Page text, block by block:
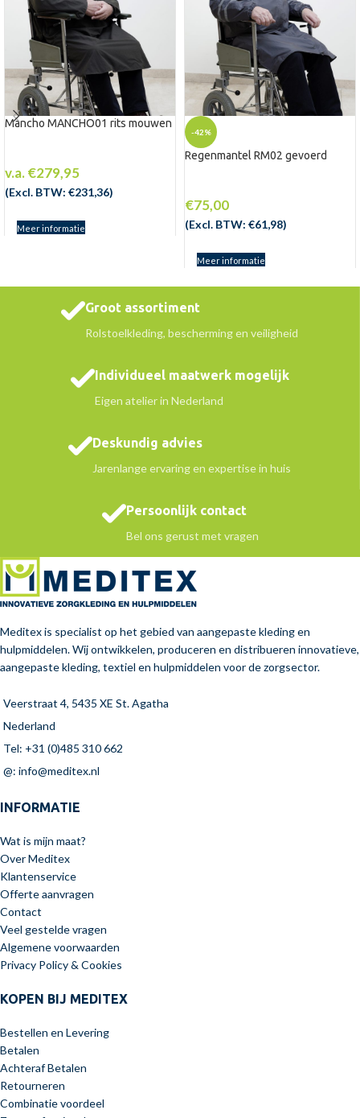
Mancho MANCHO01 rits mouwen
v.a.€279,95
(Excl. BTW: €231,36)
Meer informatie
-42%
Regenmantel RM02 gevoerd
€75,00
(Excl. BTW: €61,98)
Meer informatie
Groot assortiment
Rolstoelkleding, bescherming en veiligheid
Individueel maatwerk mogelijk
Eigen atelier in Nederland
Deskundig advies
Jarenlange ervaring en expertise in huis
Persoonlijk contact
Bel ons gerust met vragen
Meditex is specialist op het gebied van aangepaste kleding en
hulpmiddelen. Wij ontwikkelen, produceren en distribueren innovatieve,
aangepaste kleding, textiel en hulpmiddelen voor de zorgsector.
Veerstraat 4, 5435 XE St. Agatha
Nederland
Tel: +31 (0)485 310 662
@: info@meditex.nl
INFORMATIE
Wat is mijn maat?
Over Meditex
Klantenservice
Offerte aanvragen
Contact
Veel gestelde vragen
Algemene voorwaarden
Privacy Policy & Cookies
KOPEN BIJ MEDITEX
Bestellen en Levering
Betalen
Achteraf Betalen
Retourneren
Combinatie voordeel